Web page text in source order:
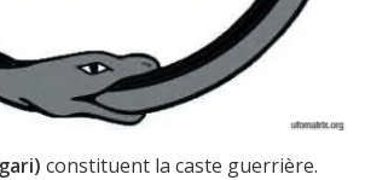
constituent la caste guerrière.